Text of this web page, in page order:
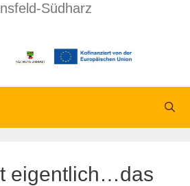
Südharz
eigentlich…das